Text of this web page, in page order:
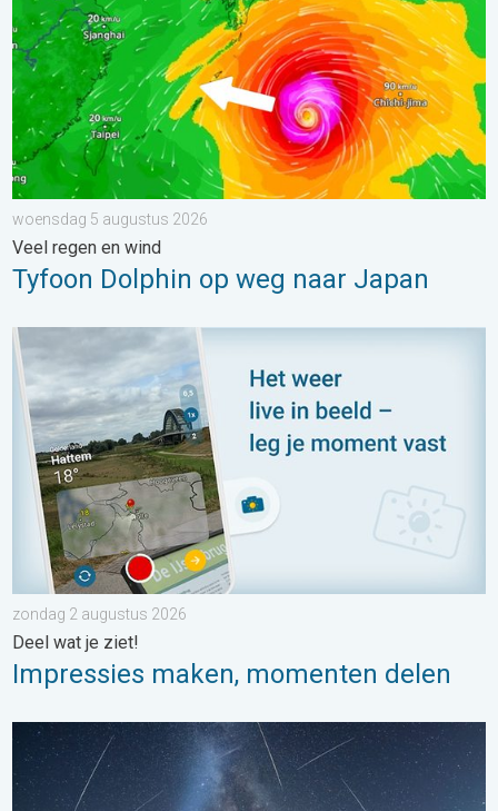
woensdag 5 augustus 2026
Veel regen en wind
Tyfoon Dolphin op weg naar Japan
Impressies maken, momenten delen. Deel wat je ziet!. . .
zondag 2 augustus 2026
Deel wat je ziet!
Impressies maken, momenten delen
De tijd van de vallende sterren begint. Hoogtepunt in